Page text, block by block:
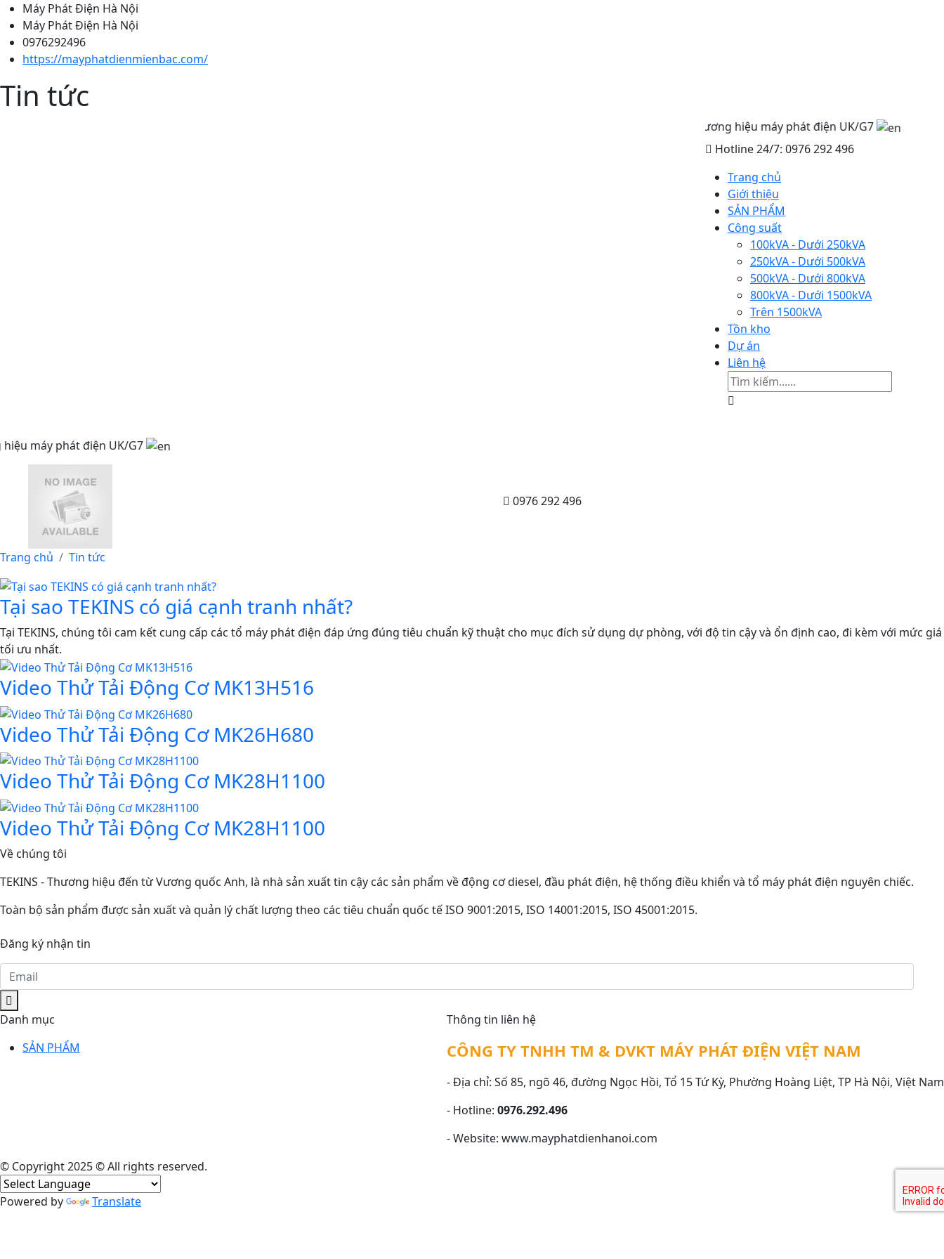
Máy Phát Điện Hà Nội
Máy Phát Điện Hà Nội
0976292496
https://mayphatdienmienbac.com/
Tin tức
Thương hiệu máy phát điện UK/G7
Hotline 24/7: 0976 292 496
Trang chủ
Giới thiệu
SẢN PHẨM
Công suất
100kVA - Dưới 250kVA
250kVA - Dưới 500kVA
500kVA - Dưới 800kVA
800kVA - Dưới 1500kVA
Trên 1500kVA
Tồn kho
Dự án
Liên hệ
máy phát điện UK/G7
0976 292 496
100kVA - Dưới 250kVA
250kVA - Dưới 500kVA
800kVA - Dưới 1500kVA
Trang chủ Tin tức
Tại sao TEKINS có giá cạnh tranh nhất?
Tại TEKINS, chúng tôi cam kết cung cấp các tổ máy phát điện đáp ứng đúng tiêu chuẩn kỹ thuật cho mục đích sử dụng dự phòng, với độ tin cậy và ổn định cao, đi kèm với mức giá
tối ưu nhất.
Video Thử Tải Động Cơ MK13H516
Video Thử Tải Động Cơ MK26H680
Video Thử Tải Động Cơ MK28H1100
Video Thử Tải Động Cơ MK28H1100
Về chúng tôi
TEKINS - Thương hiệu đến từ Vương quốc Anh, là nhà sản xuất tin cậy các sản phẩm về động cơ diesel, đầu phát điện, hệ thống điều khiển và tổ máy phát điện nguyên chiếc.
Toàn bộ sản phẩm được sản xuất và quản lý chất lượng theo các tiêu chuẩn quốc tế ISO 9001:2015, ISO 14001:2015, ISO 45001:2015.
Đăng ký nhận tin
Danh mục
SẢN PHẨM
Thông tin liên hệ
CÔNG TY TNHH TM & DVKT MÁY PHÁT ĐIỆN VIỆT NAM
- Địa chỉ: Số 85, ngõ 46, đường Ngọc Hồi, Tổ 15 Tứ Kỳ, Phường Hoàng Liệt, TP Hà Nội, Việt Nam
- Hotline: 0976.292.496
- Website: www.mayphatdienhanoi.com
© Copyright 2025 © All rights reserved.
Powered by Translate